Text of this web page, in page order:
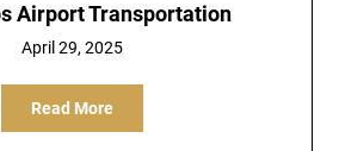
Airport Transportation
April 29, 2025
Read More